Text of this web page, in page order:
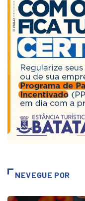
NEVEGUE POR